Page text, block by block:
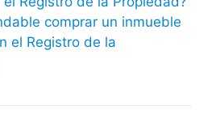
comprar un inmueble
el Registro de la